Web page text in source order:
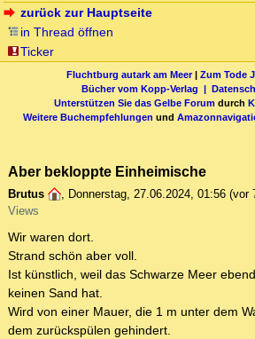
zurück zur Hauptseite
in Thread öffnen
Ticker
Fluchtburg autark am Meer| Zum Tode
Bücher vom Kopp-Verlag |
Unterstützen Sie das Gelbe Forum durch
Weitere Buchempfehlungen und
Aber bekloppte Einheimische
Brutus , Donnerstag, 27.06.2024, 01:56 (vor
Views
Wir waren dort.
Strand schön aber voll.
Ist künstlich, weil das Schwarze Meer
keinen Sand hat.
Wird von einer Mauer, die 1 m unter dem
dem zurückspülen gehindert.